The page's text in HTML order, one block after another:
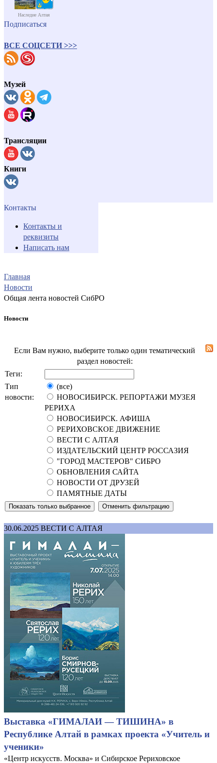
Наследие Алтая
Подписаться
ВСЕ СОЦСЕТИ >>>
Музей
Трансляции
Книги
Контакты
Контакты и
реквизиты
Написать нам
Главная
Новости
Общая лента новостей СибРО
Новости
Если Вам нужно, выберите только один тематический
раздел новостей:
Теги:
Тип
новости:
(все)
НОВОСИБИРСК. РЕПОРТАЖИ МУЗЕЯ
РЕРИХА
НОВОСИБИРСК. АФИША
РЕРИХОВСКОЕ ДВИЖЕНИЕ
ВЕСТИ С АЛТАЯ
ИЗДАТЕЛЬСКИЙ ЦЕНТР РОССАЗИЯ
"ГОРОД МАСТЕРОВ" СИБРО
ОБНОВЛЕНИЯ САЙТА
НОВОСТИ ОТ ДРУЗЕЙ
ПАМЯТНЫЕ ДАТЫ
30.06.2025 ВЕСТИ С АЛТАЯ
Выставка «ГИМАЛАИ — ТИШИНА» в
Республике Алтай в рамках проекта «Учитель и
ученики»
«Центр искусств. Москва» и Сибирское Рериховское